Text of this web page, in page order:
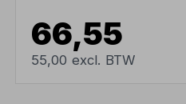
66,55
55,00 excl. BTW